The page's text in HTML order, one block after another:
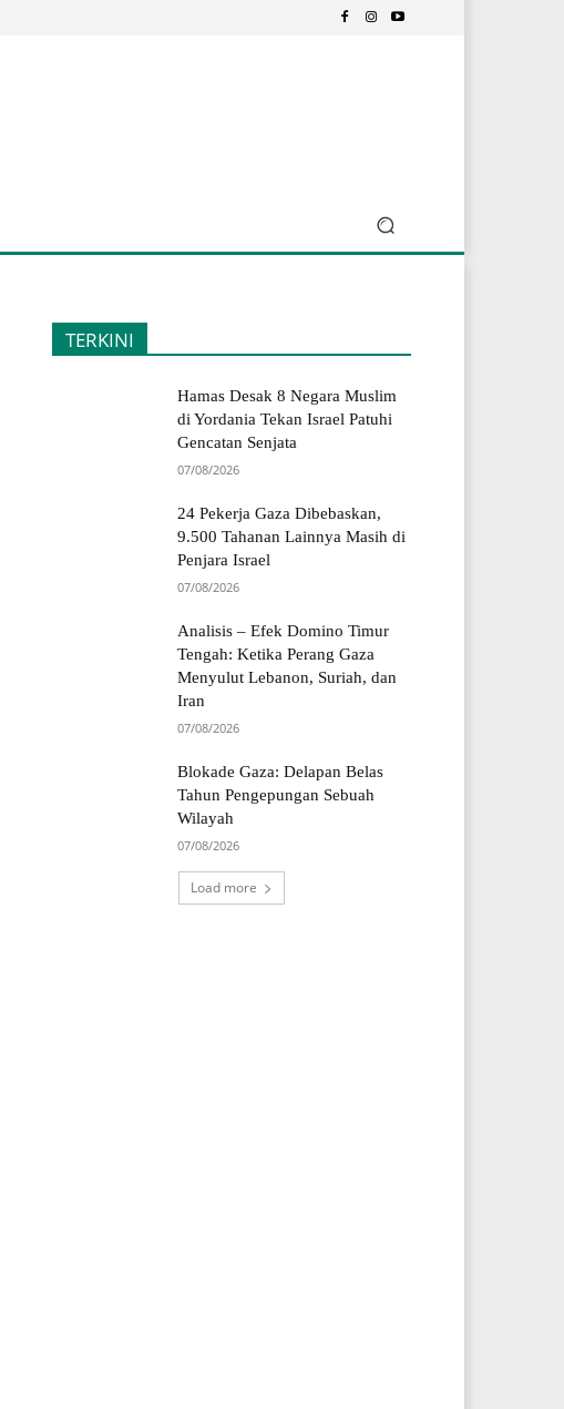
TERKINI
Hamas Desak 8 Negara Muslim
di Yordania Tekan Israel Patuhi
Gencatan Senjata
07/08/2026
24 Pekerja Gaza Dibebaskan,
9.500 Tahanan Lainnya Masih di
Penjara Israel
07/08/2026
Analisis – Efek Domino Timur
Tengah: Ketika Perang Gaza
Menyulut Lebanon, Suriah, dan
Iran
07/08/2026
Blokade Gaza: Delapan Belas
Tahun Pengepungan Sebuah
Wilayah
07/08/2026
Load more